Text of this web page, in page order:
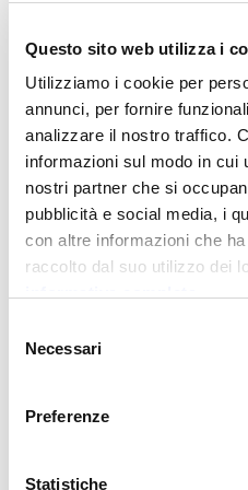
Questo sito web utilizza i
Utilizziamo i cookie per
annunci, per fornire
analizzare il nostro traffico.
informazioni sul modo in cui
nostri partner che si
pubblicità e social media, i
con altre informazioni che
raccolto dal suo utilizzo dei
delNecessari
Preferenze
Statistiche
Borsone da viaggio in soft
Prezzo: